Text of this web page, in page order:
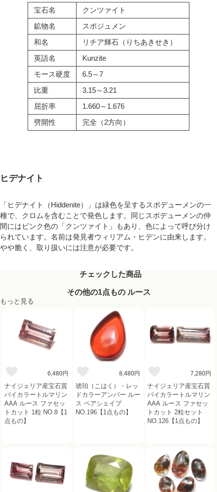
宝石名
クンツァイト
鉱物名
スポジュメン
和名
リチア輝石（りちあきせき）
英語名
Kunzite
モース硬度
6.5～7
比重
3.15～3.21
屈折率
1.660～1.676
劈開性
完全（2方向）
ヒデナイト
「ヒデナイト（Hiddenite）」は緑色を呈するスポデューメンの一
種で、クロムを含むことで発色します。同じスポデューメンの仲
間にはピンク色の「クンツァイト」もあり、色によって呼び分け
られています。名前は発見者ウィリアム・ヒデンに由来します。
やや脆く、取り扱いには注意が必要です。
チェックした商品
その他の1点もの ルース
もっと見る
6,480円
ナイジェリア産宝石質
バイカラートルマリン
AAA ルース ファセッ
トカット 1粒 NO.8【1
点もの】
8,480円
琥珀（こはく）・レッ
ドカラーアンバー ルー
ス ペアシェイプ
NO.196【1点もの】
7,280円
ナイジェリア産宝石質
バイカラートルマリン
AAA ルース ファセッ
トカット 2粒セット
NO.126【1点もの】